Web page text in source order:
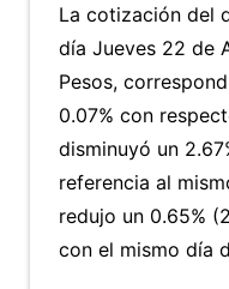
La cotización del
día Jueves 22 de
Pesos,
0.07% con
disminuyó un
referencia al
redujo un 0.65%
con el mismo día